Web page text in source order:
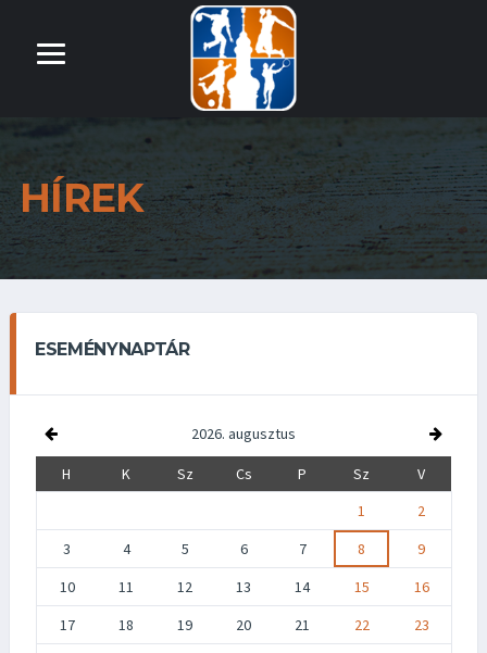
HÍREK
ESEMÉNYNAPTÁR
2026. augusztus
H K Sz Cs P Sz
V
1
2
3
4 5 6 7 8
9
10
11 12 13 14 15
16
17
18 19 20 21 22
23